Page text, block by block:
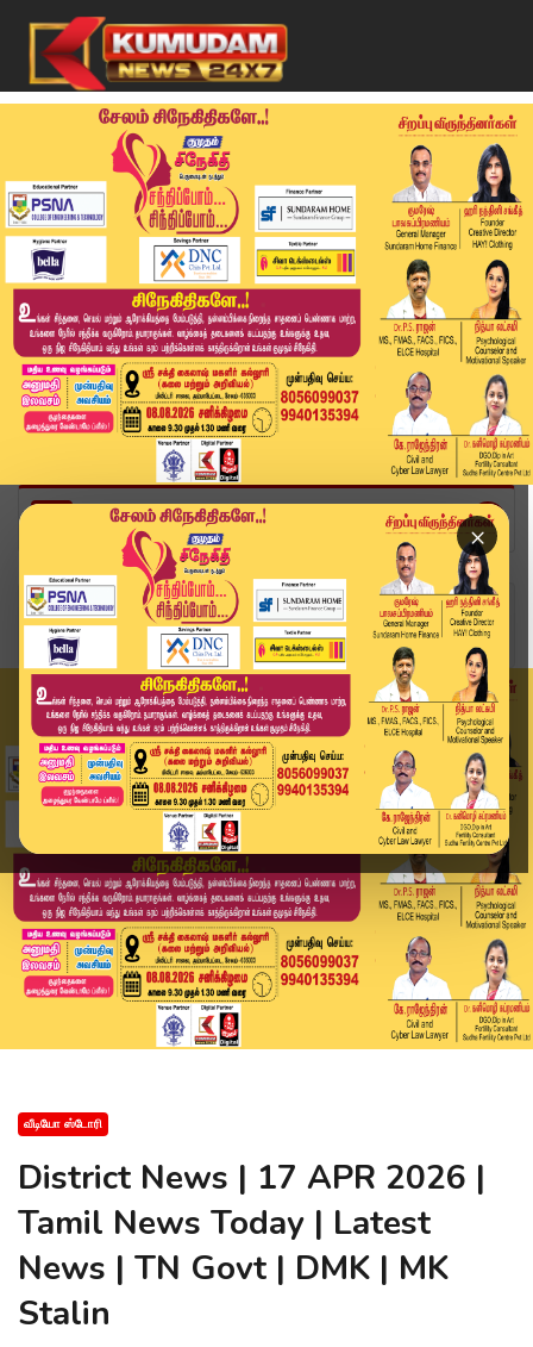
×
Home
வீடியோ ஸ்டோரி
District News | 17 APR 2026 | Tamil News Today ...
வீடியோ ஸ்டோரி
District News | 17 APR 2026 |
Tamil News Today | Latest
News | TN Govt | DMK | MK
Stalin